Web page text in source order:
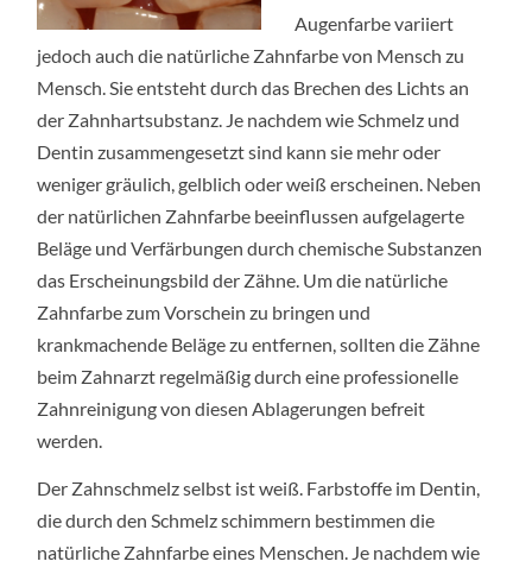
Augenfarbe variiert
jedoch auch die natürliche Zahnfarbe von Mensch zu
Mensch. Sie entsteht durch das Brechen des Lichts an
der Zahnhartsubstanz. Je nachdem wie Schmelz und
Dentin zusammengesetzt sind kann sie mehr oder
weniger gräulich, gelblich oder weiß erscheinen. Neben
der natürlichen Zahnfarbe beeinflussen aufgelagerte
Beläge und Verfärbungen durch chemische Substanzen
das Erscheinungsbild der Zähne. Um die natürliche
Zahnfarbe zum Vorschein zu bringen und
krankmachende Beläge zu entfernen, sollten die Zähne
beim Zahnarzt regelmäßig durch eine professionelle
Zahnreinigung von diesen Ablagerungen befreit
werden.
Der Zahnschmelz selbst ist weiß. Farbstoffe im Dentin,
die durch den Schmelz schimmern bestimmen die
natürliche Zahnfarbe eines Menschen. Je nachdem wie